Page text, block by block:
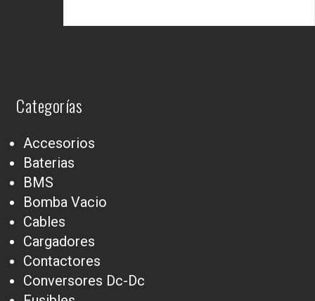
Categorías
Accesorios
Baterias
BMS
Bomba Vacio
Cables
Cargadores
Contactores
Conversores Dc-Dc